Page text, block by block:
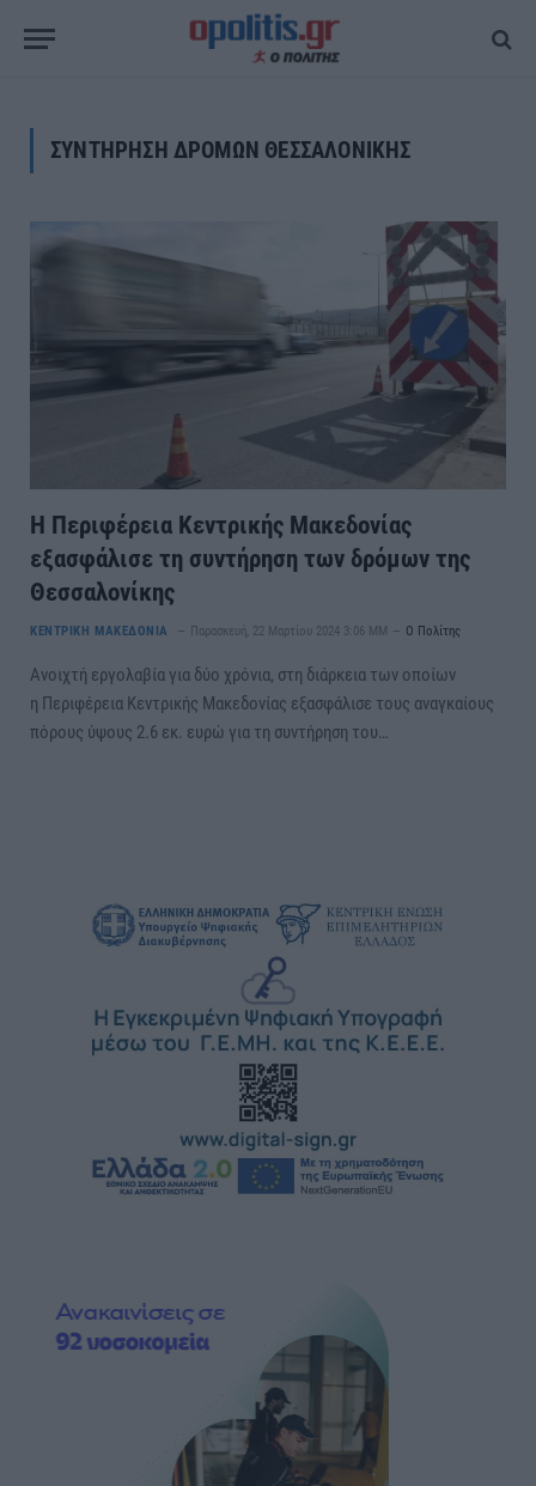
ΣΥΝΤΗΡΗΣΗ ΔΡΟΜΩΝ ΘΕΣΣΑΛΟΝΙΚΗΣ
Η Περιφέρεια Κεντρικής Μακεδονίας
εξασφάλισε τη συντήρηση των δρόμων της
Θεσσαλονίκης
ΚΕΝΤΡΙΚΗ ΜΑΚΕΔΟΝΙΑ Παρασκευή, 22 Μαρτίου 2024 3:06 ΜΜ Ο Πολίτης
Ανοιχτή εργολαβία για δύο χρόνια, στη διάρκεια των οποίων
η Περιφέρεια Κεντρικής Μακεδονίας εξασφάλισε τους αναγκαίους
πόρους ύψους 2.6 εκ. ευρώ για τη συντήρηση του…